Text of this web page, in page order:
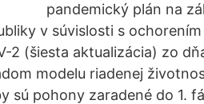
pandemický plán na
v súvislosti s
2 (šiesta aktualizácia) zo
modelu riadenej
sú pohony zaradené do 1.